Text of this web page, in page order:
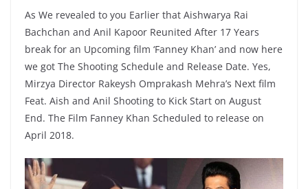
As We revealed to you Earlier that Aishwarya Rai
Bachchan and Anil Kapoor Reunited After 17 Years
break for an Upcoming film ‘Fanney Khan’ and now here
we got The Shooting Schedule and Release Date. Yes,
Mirzya Director Rakeysh Omprakash Mehra’s Next film
Feat. Aish and Anil Shooting to Kick Start on August
End. The Film Fanney Khan Scheduled to release on
April 2018.